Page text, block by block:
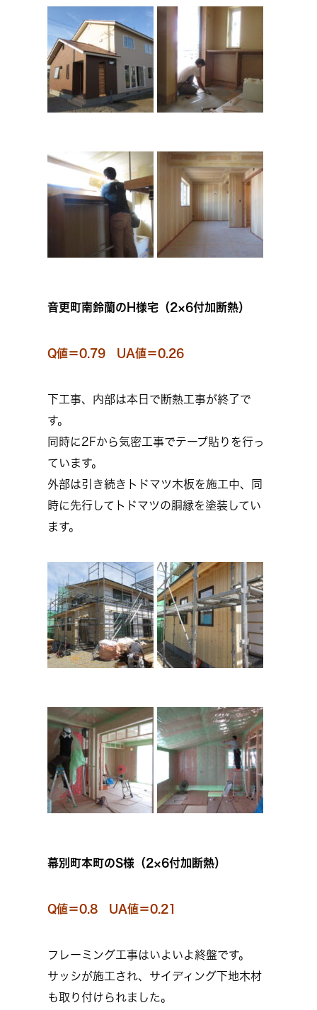
音更町南鈴蘭のH様宅（2×6付加断熱）
Q値＝0.79 UA値＝0.26
下工事、内部は本日で断熱工事が終了で
す。
同時に2Fから気密工事でテープ貼りを行っ
ています。
外部は引き続きトドマツ木板を施工中、同
時に先行してトドマツの胴縁を塗装してい
ます。
幕別町本町のS様（2×6付加断熱）
Q値＝0.8 UA値＝0.21
フレーミング工事はいよいよ終盤です。
サッシが施工され、サイディング下地木材
も取り付けられました。